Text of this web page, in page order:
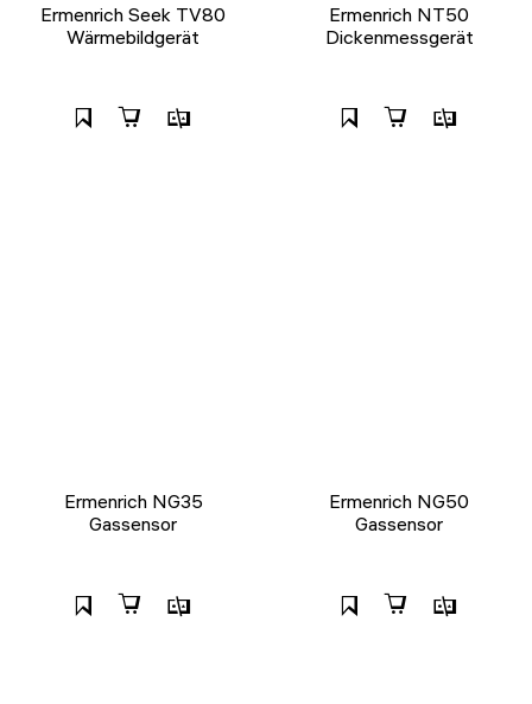
Ermenrich Seek TV80
Wärmebildgerät
Ermenrich NT50
Dickenmessgerät
Ermenrich NG35
Gassensor
Ermenrich NG50
Gassensor